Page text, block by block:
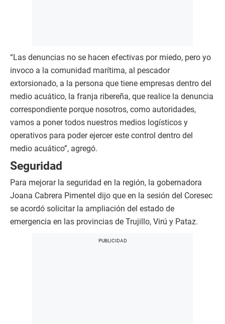
“Las denuncias no se hacen efectivas por miedo, pero yo
invoco a la comunidad marítima, al pescador
extorsionado, a la persona que tiene empresas dentro del
medio acuático, la franja ribereña, que realice la denuncia
correspondiente porque nosotros, como autoridades,
vamos a poner todos nuestros medios logísticos y
operativos para poder ejercer este control dentro del
medio acuático”, agregó.
Seguridad
Para mejorar la seguridad en la región, la gobernadora
Joana Cabrera Pimentel dijo que en la sesión del Coresec
se acordó solicitar la ampliación del estado de
emergencia en las provincias de Trujillo, Virú y Pataz.